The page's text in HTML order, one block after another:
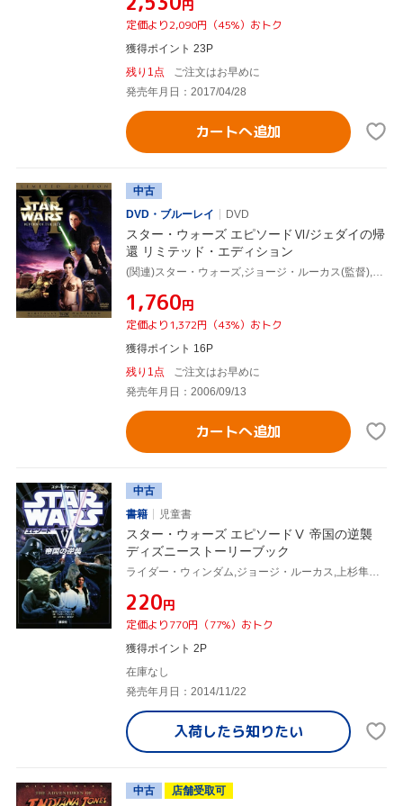
円
定価より2,090円（45%）おトク
獲得ポイント 23P
残り1点
ご注文はお早めに
発売年月日：2017/04/28
カートへ追加
中古
DVD・ブルーレイ
DVD
スター・ウォーズ エピソードⅥ/ジェダイの帰
還 リミテッド・エディション
¥1,760円
定価より1,372円（43%）おトク
獲得ポイント 16P
残り1点
ご注文はお早めに
発売年月日：2006/09/13
カートへ追加
中古
書籍
児童書
スター・ウォーズ エピソードⅤ 帝国の逆襲
ディズニーストーリーブック
ライダー・ウィンダム,ジョージ・ルーカス,上杉隼人,潮裕子
¥220円
定価より770円（77%）おトク
獲得ポイント 2P
在庫なし
発売年月日：2014/11/22
入荷したら知りたい
中古
店舗受取可